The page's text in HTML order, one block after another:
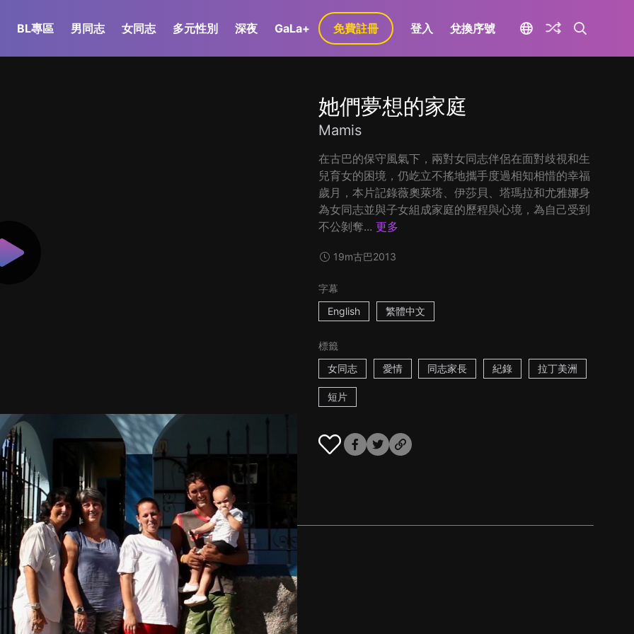
BL專區 男同志 女同志 多元性別 深夜 GaLa+ 免費註冊 登入 兌換序號
她們夢想的家庭
Mamis
在古巴的保守風氣下，兩對女同志伴侶在面對歧視和生
兒育女的困境，仍屹立不搖地攜手度過相知相惜的幸福
歲月，本片記錄薇奧萊塔、伊莎貝、塔瑪拉和尤雅娜身
為女同志並與子女組成家庭的歷程與心境，為自己受到
不公剝奪... 更多
19m古巴2013
字幕
English
繁體中文
標籤
女同志
愛情 同志家長 紀錄 拉丁美洲
短片